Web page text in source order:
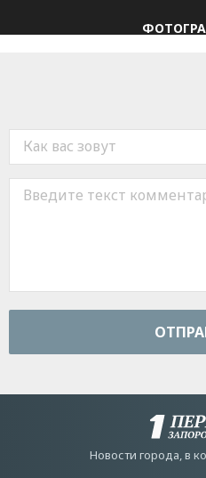
Новости города, в